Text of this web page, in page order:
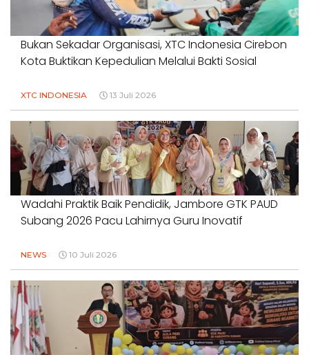
Bukan Sekadar Organisasi, XTC Indonesia Cirebon
Kota Buktikan Kepedulian Melalui Bakti Sosial
XTC INDONESIA 13 Juli 2026
Wadahi Praktik Baik Pendidik, Jambore GTK PAUD
Subang 2026 Pacu Lahirnya Guru Inovatif
NEWS 10 Juli 2026